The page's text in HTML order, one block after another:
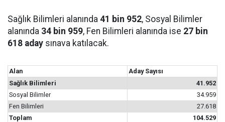
Sağlık Bilimleri alanında 41 bin 952, Sosyal Bilimler
alanında 34 bin 959, Fen Bilimleri alanında ise 27 bin
618 aday sınava katılacak.
Alan
Aday Sayısı
Sağlık Bilimleri
41.952
Sosyal Bilimler
34.959
Fen Bilimleri
27.618
Toplam
104.529